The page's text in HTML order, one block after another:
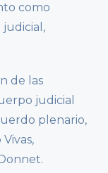
como
de las
judicial
plenario,